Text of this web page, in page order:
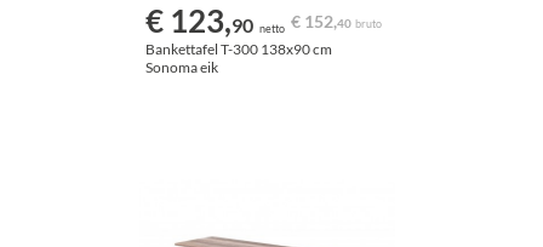
€ 123,90 netto € 152,40 bruto
Bankettafel T-300 138x90 cm
Sonoma eik